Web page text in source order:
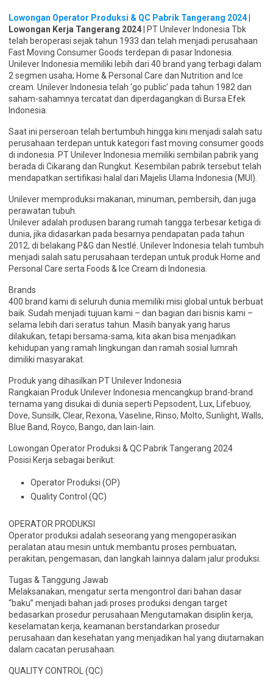
Lowongan Operator Produksi & QC Pabrik Tangerang 2024
Lowongan Kerja Tangerang 2024 | PT Unilever Indonesia Tbk
telah beroperasi sejak tahun 1933 dan telah menjadi perusahaan
Fast Moving Consumer Goods terdepan di pasar Indonesia.
Unilever Indonesia memiliki lebih dari 40 brand yang terbagi dalam
2 segmen usaha; Home & Personal Care dan Nutrition and Ice
cream. Unilever Indonesia telah ‘go public’ pada tahun 1982 dan
saham-sahamnya tercatat dan diperdagangkan di Bursa Efek
Indonesia.
Saat ini perseroan telah bertumbuh hingga kini menjadi salah satu
perusahaan terdepan untuk kategori fast moving consumer goods
di indonesia. PT Unilever Indonesia memiliki sembilan pabrik yang
berada di Cikarang dan Rungkut. Kesembilan pabrik tersebut telah
mendapatkan sertifikasi halal dari Majelis Ulama Indonesia (MUI).
Unilever memproduksi makanan, minuman, pembersih, dan juga
perawatan tubuh.
Unilever adalah produsen barang rumah tangga terbesar ketiga di
dunia, jika didasarkan pada besarnya pendapatan pada tahun
2012, di belakang P&G dan Nestlé. Unilever Indonesia telah tumbuh
menjadi salah satu perusahaan terdepan untuk produk Home and
Personal Care serta Foods & Ice Cream di Indonesia.
Brands
400 brand kami di seluruh dunia memiliki misi global untuk berbuat
baik. Sudah menjadi tujuan kami – dan bagian dari bisnis kami –
selama lebih dari seratus tahun. Masih banyak yang harus
dilakukan, tetapi bersama-sama, kita akan bisa menjadikan
kehidupan yang ramah lingkungan dan ramah sosial lumrah
dimiliki masyarakat.
Produk yang dihasilkan PT Unilever Indonesia
Rangkaian Produk Unilever Indonesia mencangkup brand-brand
ternama yang disukai di dunia seperti Pepsodent, Lux, Lifebuoy,
Dove, Sunsilk, Clear, Rexona, Vaseline, Rinso, Molto, Sunlight, Walls,
Blue Band, Royco, Bango, dan lain-lain.
Lowongan Operator Produksi & QC Pabrik Tangerang 2024
Posisi Kerja sebagai berikut:
Operator Produksi (OP)
Quality Control (QC)
OPERATOR PRODUKSI
Operator produksi adalah seseorang yang mengoperasikan
peralatan atau mesin untuk membantu proses pembuatan,
perakitan, pengemasan, dan langkah lainnya dalam jalur produksi.
Tugas & Tanggung Jawab
Melaksanakan, mengatur serta mengontrol dari bahan dasar
“baku” menjadi bahan jadi proses produksi dengan target
bedasarkan prosedur perusahaan Mengutamakan disiplin kerja,
keselamatan kerja, keamanan berstandarkan prosedur
perusahaan dan kesehatan yang menjadikan hal yang diutamakan
dalam cacatan perusahaan.
QUALITY CONTROL (QC)